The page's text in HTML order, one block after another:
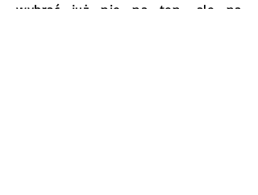
wybrać już nie na ten, ale na